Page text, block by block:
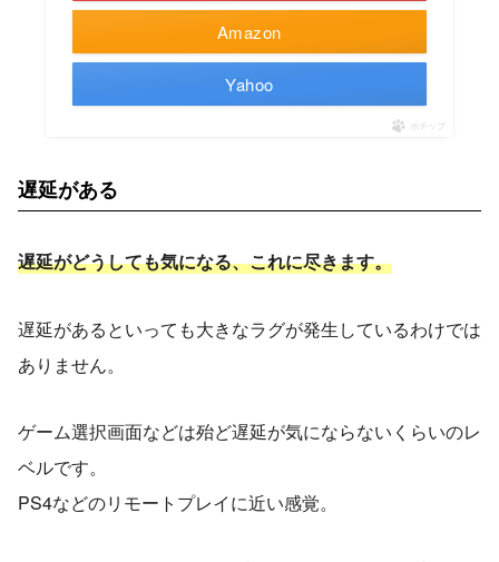
Amazon
Yahoo
ポチップ
遅延がある
遅延がどうしても気になる、これに尽きます。
遅延があるといっても大きなラグが発生しているわけでは
ありません。
ゲーム選択画面などは殆ど遅延が気にならないくらいのレ
ベルです。
PS4などのリモートプレイに近い感覚。